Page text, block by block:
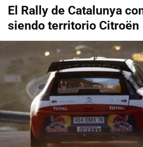
El Rally de Catalunya
siendo territorio Citroën